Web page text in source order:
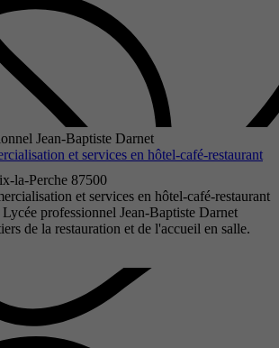
Jean-Baptiste Darnet
et services en hôtel-café-restaurant
la-Perche 87500
et services en hôtel-café-restaurant
professionnel Jean-Baptiste Darnet
de la restauration et de l'accueil en salle.